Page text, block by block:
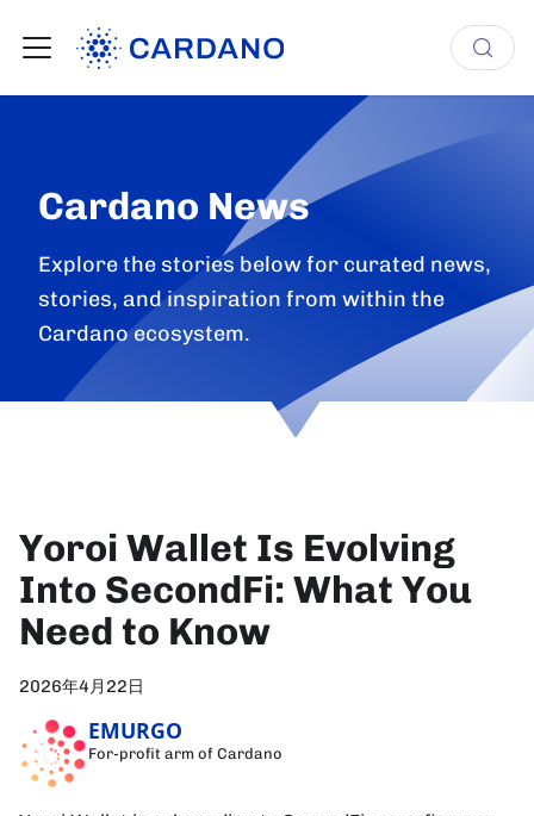
Cardano News
Explore the stories below for curated news,
stories, and inspiration from within the
Cardano ecosystem.
Yoroi Wallet Is Evolving
Into SecondFi: What You
Need to Know
2026年4月22日
EMURGO
For-profit arm of Cardano